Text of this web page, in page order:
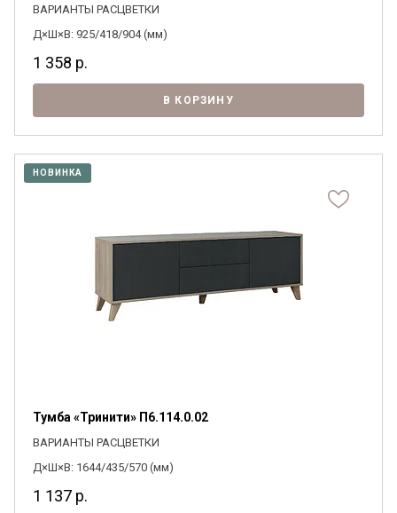
ВАРИАНТЫ РАСЦВЕТКИ
Д×Ш×В: 925/418/904 (мм)
1 358 р.
В КОРЗИНУ
НОВИНКА
Тумба «Тринити» П6.114.0.02
ВАРИАНТЫ РАСЦВЕТКИ
Д×Ш×В: 1644/435/570 (мм)
1 137 р.